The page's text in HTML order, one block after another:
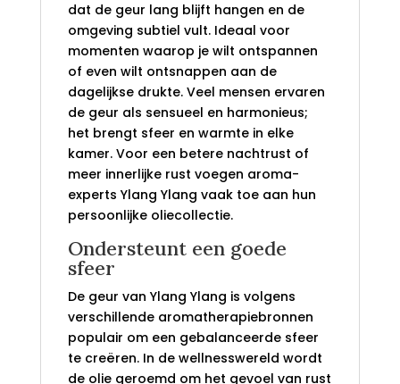
dat de geur lang blijft hangen en de
omgeving subtiel vult. Ideaal voor
momenten waarop je wilt ontspannen
of even wilt ontsnappen aan de
dagelijkse drukte. Veel mensen ervaren
de geur als sensueel en harmonieus;
het brengt sfeer en warmte in elke
kamer. Voor een betere nachtrust of
meer innerlijke rust voegen aroma-
experts Ylang Ylang vaak toe aan hun
persoonlijke oliecollectie.
Ondersteunt een goede
sfeer
De geur van Ylang Ylang is volgens
verschillende aromatherapiebronnen
populair om een gebalanceerde sfeer
te creëren. In de wellnesswereld wordt
de olie geroemd om het gevoel van rust